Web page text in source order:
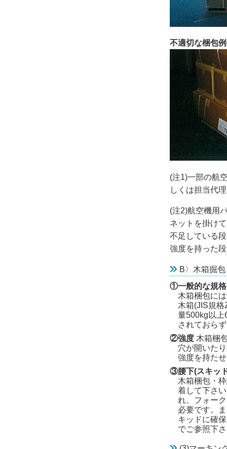
不適切な梱包
(注1)一部の航
しくは担当代
(注2)航空機用
ネットを掛け
不足している
強度を持った
B〉木箱掘
①一般的な規格
木箱梱包に
木箱(JIS規
量500kg以上
されておら
②強度 木箱梱
穴が開いた
強度を持た
③腰下(スキッ
木箱梱包・
着して下さ
れ、フォー
必要です。
キッドに確
でご参照下